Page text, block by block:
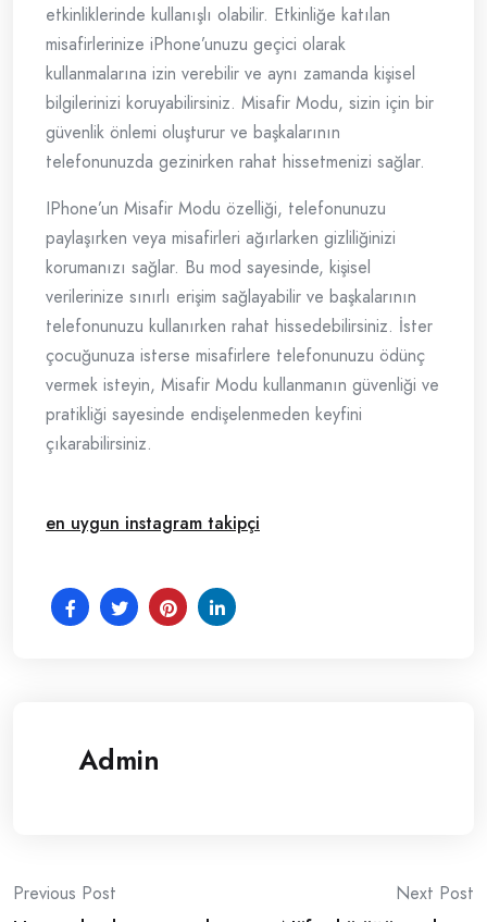
etkinliklerinde kullanışlı olabilir. Etkinliğe katılan
misafirlerinize iPhone’unuzu geçici olarak
kullanmalarına izin verebilir ve aynı zamanda kişisel
bilgilerinizi koruyabilirsiniz. Misafir Modu, sizin için bir
güvenlik önlemi oluşturur ve başkalarının
telefonunuzda gezinirken rahat hissetmenizi sağlar.
IPhone’un Misafir Modu özelliği, telefonunuzu
paylaşırken veya misafirleri ağırlarken gizliliğinizi
korumanızı sağlar. Bu mod sayesinde, kişisel
verilerinize sınırlı erişim sağlayabilir ve başkalarının
telefonunuzu kullanırken rahat hissedebilirsiniz. İster
çocuğunuza isterse misafirlere telefonunuzu ödünç
vermek isteyin, Misafir Modu kullanmanın güvenliği ve
pratikliği sayesinde endişelenmeden keyfini
çıkarabilirsiniz.
en uygun instagram takipçi
Admin
Post
Previous Post Next Post